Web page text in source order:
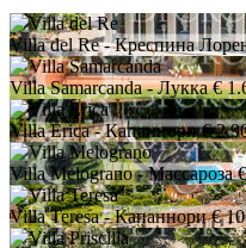
Villa del Re- Креспина
Villa Samarcanda- Лукка €
Villa Erica- Капаннори €
Villa Melograno- Массароза
Villa Teresa- Капаннори €